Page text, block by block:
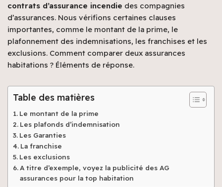
contrats d’assurance incendie des compagnies
d’assurances. Nous vérifions certaines clauses
importantes, comme le montant de la prime, le
plafonnement des indemnisations, les franchises et les
exclusions. Comment comparer deux assurances
habitations ? Éléments de réponse.
Table des matières
Le montant de la prime
Les plafonds d’indemnisation
Les Garanties
La franchise
Les exclusions
A titre d’exemple, voyez la publicité des AG
assurances pour la top habitation